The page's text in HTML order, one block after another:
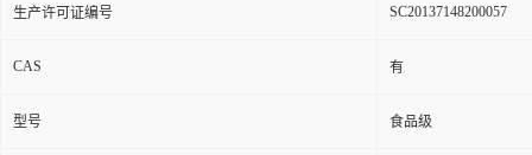
生产许可证编号 SC20137148200057
CAS 有
型号 食品级